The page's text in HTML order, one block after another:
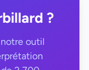
?
outil